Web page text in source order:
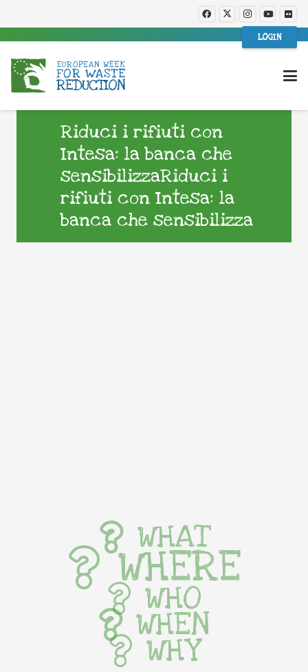
LOGIN
Riduci i rifiuti con
Intesa: la banca che
sensibilizzaRiduci i
rifiuti con Intesa: la
banca che sensibilizza
WHAT
WHERE
WHO
WHEN
WHY